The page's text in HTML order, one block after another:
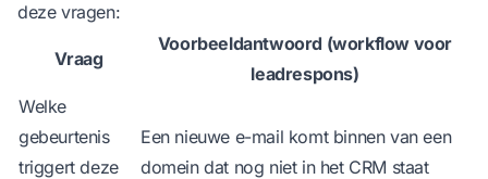
deze vragen:
Vraag
Voorbeeldantwoord (workflow voor
leadrespons)
Welke
gebeurtenis
triggert deze
Een nieuwe e-mail komt binnen van een
domein dat nog niet in het CRM staat